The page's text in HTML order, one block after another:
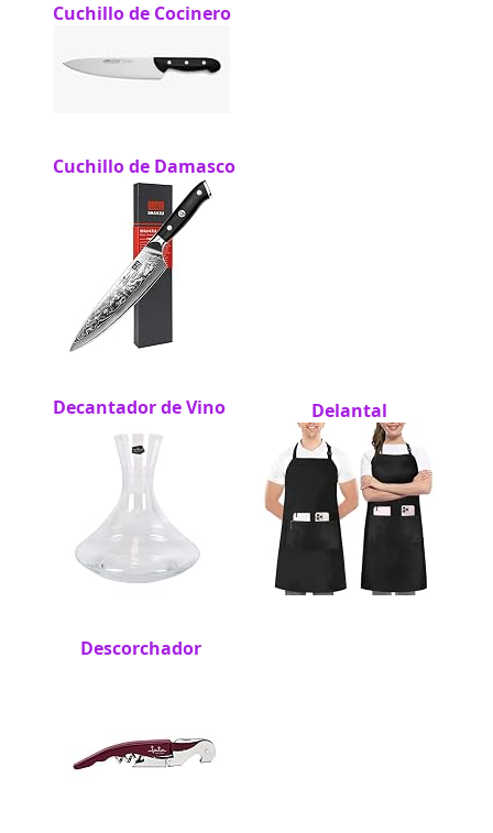
Cuchillo de Cocinero
Cuchillo de Damasco
Decantador de Vino Delantal
Descorchador